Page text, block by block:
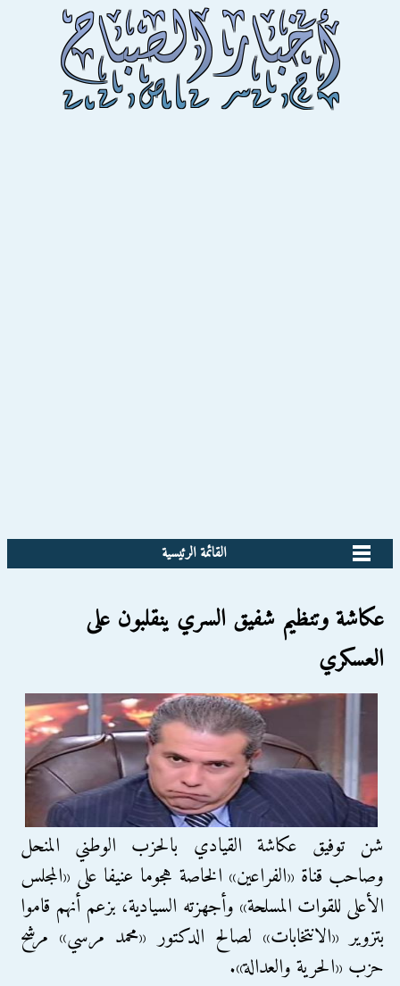
القائمة الرئيسية
عكاشة وتنظيم شفيق السري ينقلبون على
العسكري
شن توفيق عكاشة القيادي بالحزب الوطني المنحل
وصاحب قناة «الفراعين» الخاصة هجوما عنيفا على «المجلس
الأعلى للقوات المسلحة» وأجهزته السيادية، بزعم أنهم قاموا
بتزوير «الانتخابات» لصالح الدكتور «محمد مرسي» مرشح
حزب «الحرية والعدالة».